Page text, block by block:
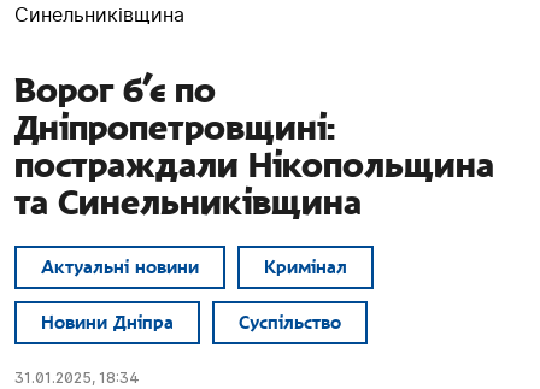
Синельниківщина
Ворог б’є по
Дніпропетровщині:
постраждали Нікопольщина
та Синельниківщина
Актуальні новини Кримінал
Новини Дніпра Суспільство
31.01.2025, 18:34